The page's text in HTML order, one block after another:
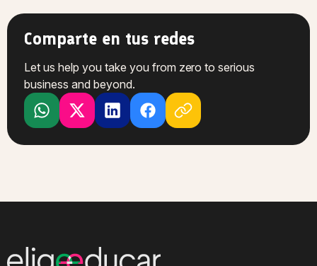
Comparte en tus redes
Let us help you take you from zero to serious
business and beyond.